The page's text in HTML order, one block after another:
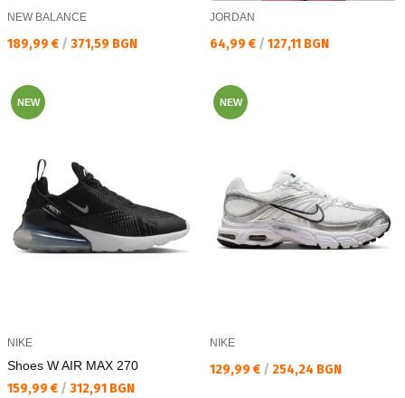
NEW BALANCE
Текуща цена:
189,99 € / 371,59 BGN
JORDAN
Текуща цена:
64,99 € / 127,11 BGN
NEW
NIKE
Shoes W AIR MAX 270
Текуща цена:
159,99 € / 312,91 BGN
NEW
NIKE
Текуща цена:
129,99 € / 254,24 BGN